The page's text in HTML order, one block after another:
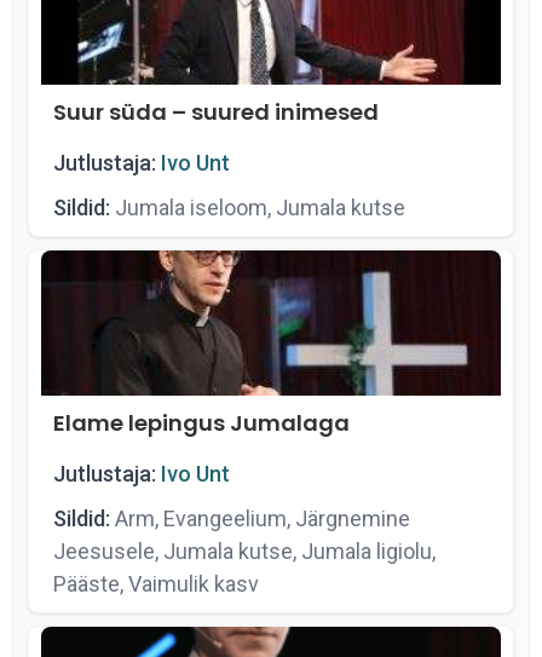
Suur süda – suured inimesed
Jutlustaja: Ivo Unt
Sildid: Jumala iseloom, Jumala kutse
Elame lepingus Jumalaga
Jutlustaja: Ivo Unt
Sildid: Arm, Evangeelium, Järgnemine
Jeesusele, Jumala kutse, Jumala ligiolu,
Pääste, Vaimulik kasv